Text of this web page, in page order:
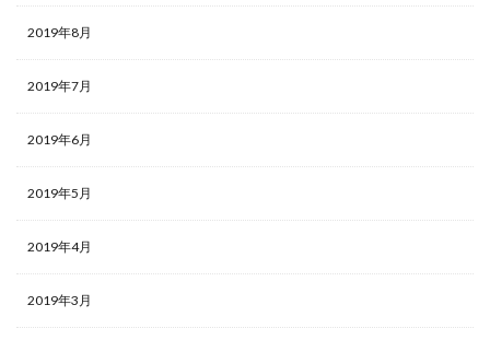
2019年8月
2019年7月
2019年6月
2019年5月
2019年4月
2019年3月